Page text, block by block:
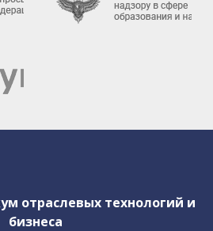
бюро
отраслевых технологий и
бизнеса